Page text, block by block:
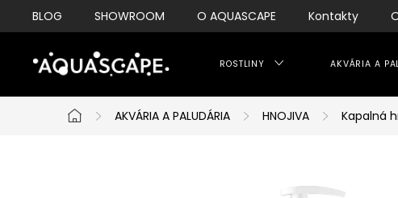
Přejít
na
BLOG SHOWROOM O AQUASCAPE Kontakty
ROSTLINY AKVÁRIA A
Domů
AKVÁRIA A PALUDÁRIA HNOJIVA Kapalná